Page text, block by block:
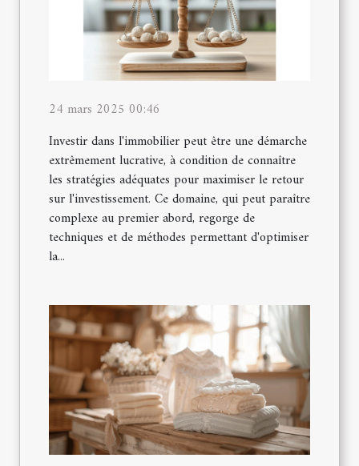
24 mars 2025 00:46
Investir dans l'immobilier peut être une démarche
extrêmement lucrative, à condition de connaître
les stratégies adéquates pour maximiser le retour
sur l'investissement. Ce domaine, qui peut paraître
complexe au premier abord, regorge de
techniques et de méthodes permettant d'optimiser
la...